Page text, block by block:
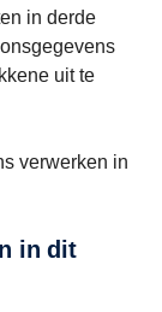
in derde
uit te
verwerken in